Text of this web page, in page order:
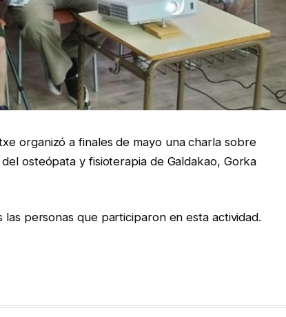
organizó a finales de mayo una charla sobre
osteópata y fisioterapia de Galdakao, Gorka
personas que participaron en esta actividad.